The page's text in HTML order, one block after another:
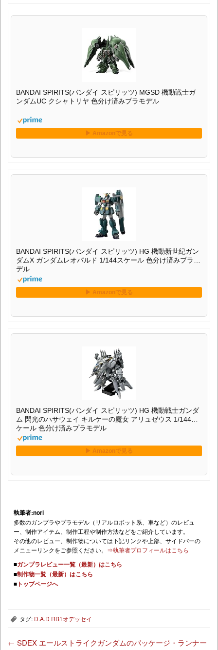
BANDAI SPIRITS(バンダイ スピリッツ) MGSD 機動戦士ガ
ンダムUC クシャトリヤ 色分け済みプラモデル
BANDAI SPIRITS(バンダイ スピリッツ) HG 機動新世紀ガン
ダムX ガンダムレオパルド 1/144スケール 色分け済みプラモ
デル
BANDAI SPIRITS(バンダイ スピリッツ) HG 機動戦士ガンダ
ム 閃光のハサウェイ キルケーの魔女 アリュゼウス 1/144ス
ケール 色分け済みプラモデル
執筆者:nori
多数のガンプラやプラモデル（リアルロボット系、車など）のレビュ
ー、制作アイテム、制作工程や制作方法などをご紹介しています。
その他のレビュー、制作物については下記リンクや上部、サイドバーの
メニューリンクをご参照ください。 ⇒執筆者プロフィールはこちら
■ガンプラレビュー一覧（最新）はこちら
■制作物一覧（最新）はこちら
■ トップページへ
, タグ: D.A.D RB1オデッセイ
← SDEX エールストライクガンダムのパッケージ・ランナー